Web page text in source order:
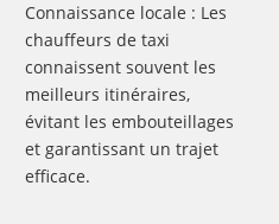
Connaissance locale : Les
chauffeurs de taxi
connaissent souvent les
meilleurs itinéraires,
évitant les embouteillages
et garantissant un trajet
efficace.